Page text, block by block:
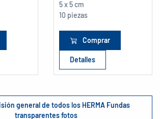
5 x 5 cm
10 piezas
Comprar
Detalles
general de todos los HERMA Fundas
transparentes fotos